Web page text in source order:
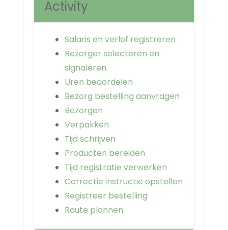
Activity
Salaris en verlof registreren
Bezorger selecteren en
signaleren
Uren beoordelen
Bezorg bestelling aanvragen
Bezorgen
Verpakken
Tijd schrijven
Producten bereiden
Tijd registratie verwerken
Correctie instructie opstellen
Registreer bestelling
Route plannen